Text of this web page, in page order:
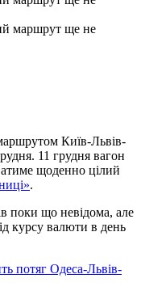
маршрут ще не
Київ-Львів-
11 грудня вагон
щоденно цілий
.
поки що невідома, але
курсу валюти в день
потяг Одеса-Львів-